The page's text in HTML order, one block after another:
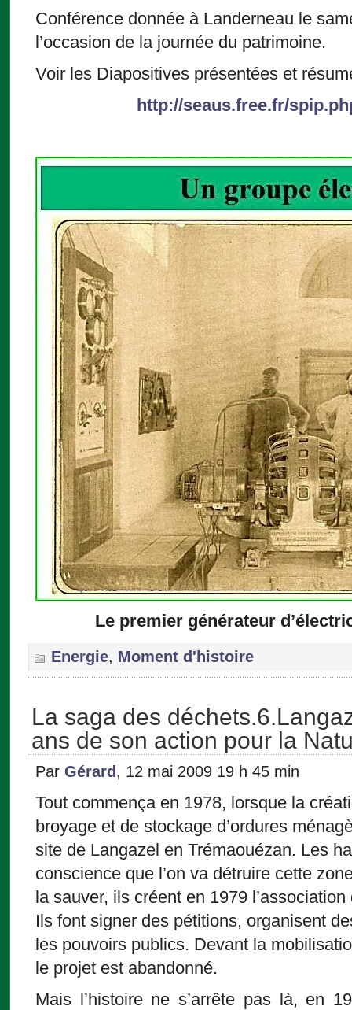
Conférence donnée à Landerneau le
l’occasion de la journée du patrimoine.
Voir les Diapositives présentées et
http://seaus.free.fr/
Le premier générateur
Energie, Moment d'histoire
La saga des
ans de son action pour la
Par Gérard , 12 mai 2009 19 h 45 min
Tout commença en 1978, lorsque la
broyage et de stockage d’ordures
site de Langazel en Trémaouézan. Les
conscience que l’on va détruire cette
la sauver, ils créent en 1979
Ils font signer des pétitions, organisent
les pouvoirs publics. Devant la
le projet est abandonné.
Mais l’histoire ne s’arrête pas là, en